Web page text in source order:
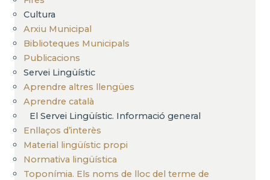
Cultura
Arxiu Municipal
Biblioteques Municipals
Publicacions
Servei Lingüístic
Aprendre altres llengües
Aprendre català
El Servei Lingüístic. Informació general
Enllaços d’interès
Material lingüístic propi
Normativa lingüística
Toponímia. Els noms de lloc del terme de